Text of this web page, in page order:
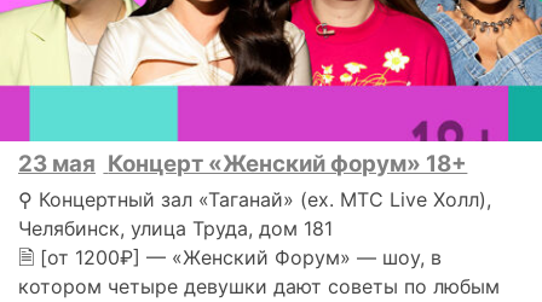
23 мая Концерт «Женский форум» 18+
⚲ Концертный зал «Таганай» (ех. МТС Live Холл),
Челябинск, улица Труда, дом 181
🗎 [от 1200₽] — «Женский Форум» — шоу, в
котором четыре девушки дают советы по любым